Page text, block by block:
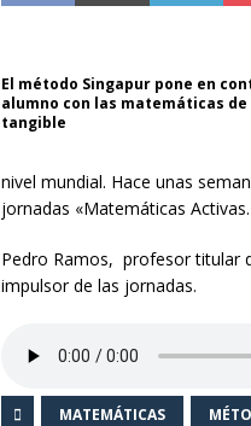
El método Singapur pone en
alumno con las matemáticas
tangible
nivel mundial. Hace unas
jornadas «Matemáticas
Pedro Ramos, profesor titular
impulsor de las jornadas.
MATEMÁTICAS